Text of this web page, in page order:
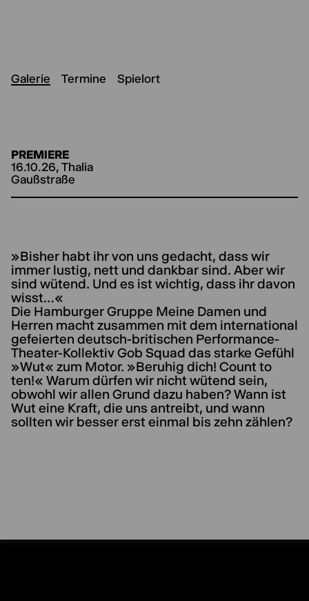
Galerie Termine Spielort
PREMIERE
16.10.26, Thalia
Gaußstraße
»Bisher habt ihr von uns gedacht, dass wir
immer lustig, nett und dankbar sind. Aber wir
sind wütend. Und es ist wichtig, dass ihr davon
wisst…«
Die Hamburger Gruppe Meine Damen und
Herren macht zusammen mit dem international
gefeierten deutsch-britischen Performance-
Theater-Kollektiv Gob Squad das starke Gefühl
»Wut« zum Motor. »Beruhig dich! Count to
ten!« Warum dürfen wir nicht wütend sein,
obwohl wir allen Grund dazu haben? Wann ist
Wut eine Kraft, die uns antreibt, und wann
sollten wir besser erst einmal bis zehn zählen?